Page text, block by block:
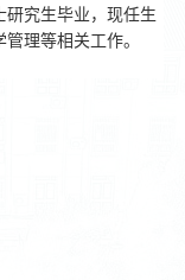
研究生毕业，现任生
理等相关工作。